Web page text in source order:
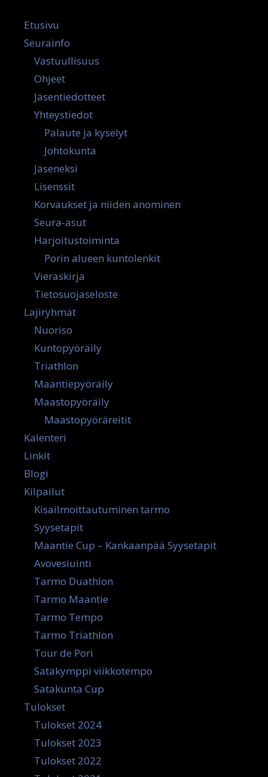
Etusivu
Seurainfo
Vastuullisuus
Ohjeet
Jäsentiedotteet
Yhteystiedot
Palaute ja kyselyt
Johtokunta
Jäseneksi
Lisenssit
Korvaukset ja niiden anominen
Seura-asut
Harjoitustoiminta
Porin alueen kuntolenkit
Vieraskirja
Tietosuojaseloste
Lajiryhmät
Nuoriso
Kuntopyöräily
Triathlon
Maantiepyöräily
Maastopyöräily
Maastopyöräreitit
Kalenteri
Linkit
Blogi
Kilpailut
Kisailmoittautuminen tarmo
Syysetapit
Maantie Cup – Kankaanpää Syysetapit
Avovesiuinti
Tarmo Duathlon
Tarmo Maantie
Tarmo Tempo
Tarmo Triathlon
Tour de Pori
Satakymppi viikkotempo
Satakunta Cup
Tulokset
Tulokset 2024
Tulokset 2023
Tulokset 2022